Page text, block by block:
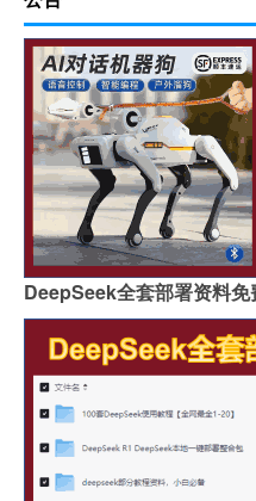
DeepSeek全套部署资料免